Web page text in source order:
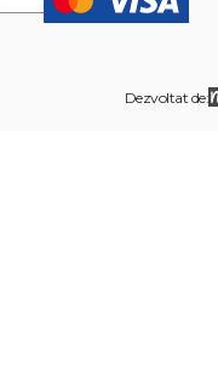
Dezvoltat de: